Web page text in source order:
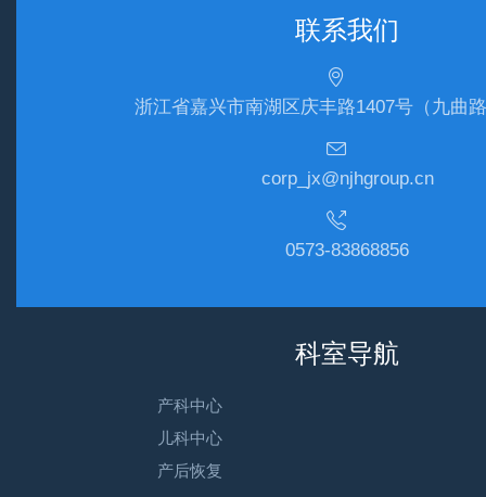
联系我们
浙江省嘉兴市南湖区庆丰路1407号（九曲
corp_jx@njhgroup.cn
0573-83868856
科室导航
产科中心
儿科中心
产后恢复